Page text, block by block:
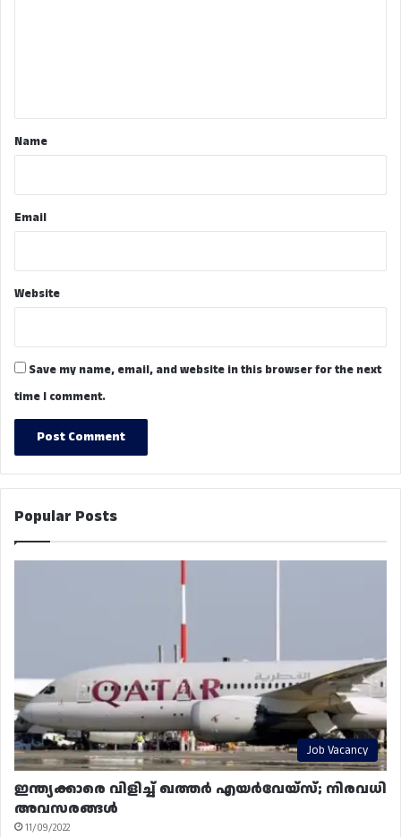
*Name
Email
Website
Save my name, email, and website in this browser for the next
time I comment.
Popular Posts
Job Vacancy
ഇന്ത്യക്കാരെ വിളിച്ച് ഖത്തർ എയർവേയ്‌സ്; നിരവധി
അവസരങ്ങൾ
11/09/2022